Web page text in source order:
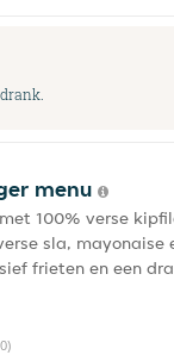
menu
100% verse
sla, mayonaise
frieten en een